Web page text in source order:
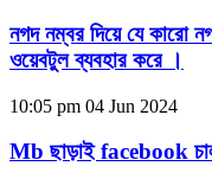
নগদ নম্বর দিয়ে যে কারো
ওয়েবটুল ব্যবহার করে ।
10:05 pm 04 Jun 2024
Mb ছাড়াই facebook